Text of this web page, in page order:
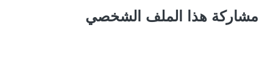
مشاركة هذا الملف الشخصي